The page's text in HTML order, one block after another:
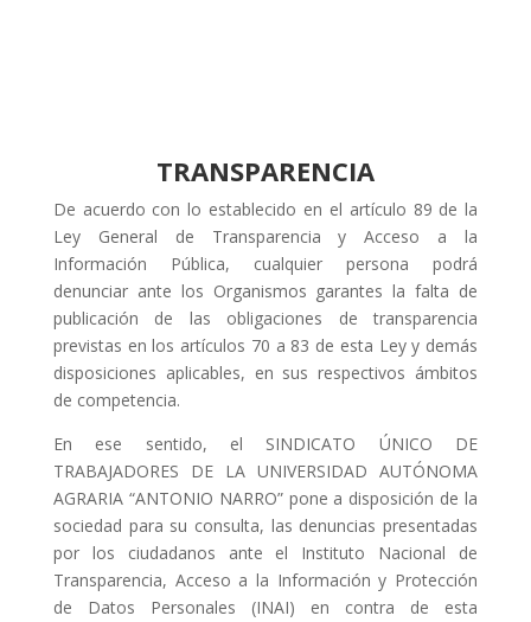
TRANSPARENCIA
De acuerdo con lo establecido en el artículo 89 de la
Ley General de Transparencia y Acceso a la
Información Pública, cualquier persona podrá
denunciar ante los Organismos garantes la falta de
publicación de las obligaciones de transparencia
previstas en los artículos 70 a 83 de esta Ley y demás
disposiciones aplicables, en sus respectivos ámbitos
de competencia.
En ese sentido, el SINDICATO ÚNICO DE
TRABAJADORES DE LA UNIVERSIDAD AUTÓNOMA
AGRARIA “ANTONIO NARRO” pone a disposición de la
sociedad para su consulta, las denuncias presentadas
por los ciudadanos ante el Instituto Nacional de
Transparencia, Acceso a la Información y Protección
de Datos Personales (INAI) en contra de esta